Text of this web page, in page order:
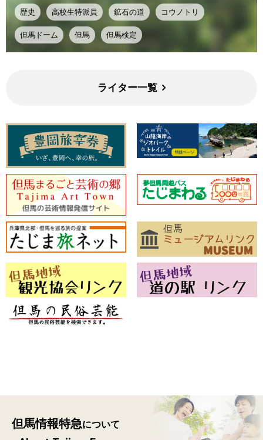
歴史 高校生特派員 鉱石の道 コウノトリ
但馬ドーム 但馬 但馬検定
ライター一覧
但馬情報特急について